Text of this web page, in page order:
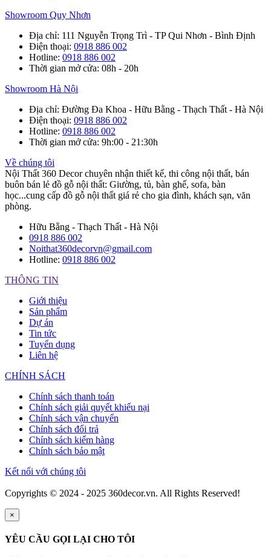
Showroom Quy Nhơn
Địa chỉ: 111 Nguyễn Trọng Trì - TP Qui Nhơn - Bình Định
Điện thoại: 0918 886 002
Hotline: 0918 886 002
Thời gian mở cửa: 08h - 20h
Showroom Hà Nội
Địa chỉ: Đường Đa Khoa - Hữu Bằng - Thạch Thất - Hà Nội
Điện thoại: 0918 886 002
Hotline: 0918 886 002
Thời gian mở cửa: 9h:00 - 21:30h
Về chúng tôi
Nội Thất 360 Decor chuyên nhận thiết kế, thi công nội thất, bán
buôn bán lẻ đồ gỗ nội thất: Giường, tủ, bàn ghế, sofa, bàn
học...cung cấp đồ gỗ nội thất giá rẻ cho gia đình, khách sạn, văn
phòng.
Hữu Bằng - Thạch Thất - Hà Nội
0918 886 002
Noithat360decorvn@gmail.com
Hotline: 0918 886 002
THÔNG TIN
Giới thiệu
Sản phẩm
Dự án
Tin tức
Tuyển dụng
Liên hệ
CHÍNH SÁCH
Chính sách thanh toán
Chính sách giải quyết khiếu nại
Chính sách vận chuyển
Chính sách đổi trả
Chính sách kiểm hàng
Chính sách bảo mật
Kết nối với chúng tôi
Copyrights © 2024 - 2025 360decor.vn. All Rights Reserved!
×
YÊU CẦU GỌI LẠI CHO TÔI